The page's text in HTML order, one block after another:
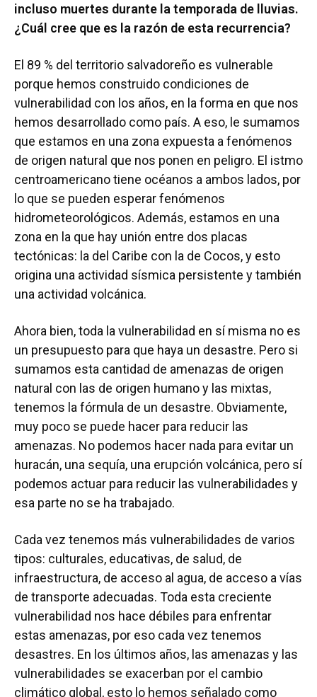
incluso muertes durante la temporada de lluvias.
¿Cuál cree que es la razón de esta recurrencia?
El 89 % del territorio salvadoreño es vulnerable
porque hemos construido condiciones de
vulnerabilidad con los años, en la forma en que nos
hemos desarrollado como país. A eso, le sumamos
que estamos en una zona expuesta a fenómenos
de origen natural que nos ponen en peligro. El istmo
centroamericano tiene océanos a ambos lados, por
lo que se pueden esperar fenómenos
hidrometeorológicos. Además, estamos en una
zona en la que hay unión entre dos placas
tectónicas: la del Caribe con la de Cocos, y esto
origina una actividad sísmica persistente y también
una actividad volcánica.
Ahora bien, toda la vulnerabilidad en sí misma no es
un presupuesto para que haya un desastre. Pero si
sumamos esta cantidad de amenazas de origen
natural con las de origen humano y las mixtas,
tenemos la fórmula de un desastre. Obviamente,
muy poco se puede hacer para reducir las
amenazas. No podemos hacer nada para evitar un
huracán, una sequía, una erupción volcánica, pero sí
podemos actuar para reducir las vulnerabilidades y
esa parte no se ha trabajado.
Cada vez tenemos más vulnerabilidades de varios
tipos: culturales, educativas, de salud, de
infraestructura, de acceso al agua, de acceso a vías
de transporte adecuadas. Toda esta creciente
vulnerabilidad nos hace débiles para enfrentar
estas amenazas, por eso cada vez tenemos
desastres. En los últimos años, las amenazas y las
vulnerabilidades se exacerban por el cambio
climático global, esto lo hemos señalado como